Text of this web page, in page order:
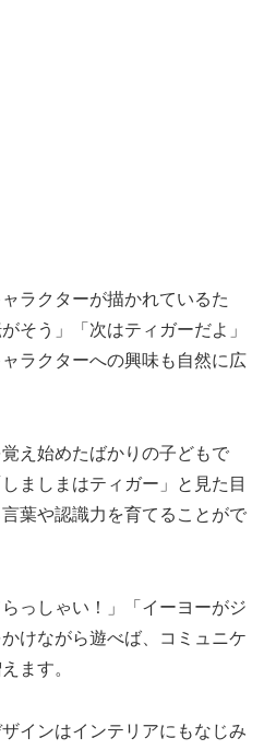
ラクターが描かれているた
そう」「次はティガーだよ」
ラクターへの興味も自然に広
え始めたばかりの子どもで
ましまはティガー」と見た目
葉や認識力を育てることがで
っしゃい！」「イーヨーがジ
けながら遊べば、コミュニケ
ます。
インはインテリアにもなじみ